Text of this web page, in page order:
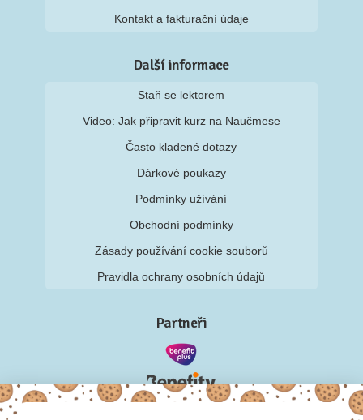
Kontakt a fakturační údaje
Další informace
Staň se lektorem
Video: Jak připravit kurz na Naučmese
Často kladené dotazy
Dárkové poukazy
Podmínky užívání
Obchodní podmínky
Zásady používání cookie souborů
Pravidla ochrany osobních údajů
Partneři